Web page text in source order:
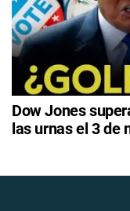
Dow Jones
las urnas el 3 de